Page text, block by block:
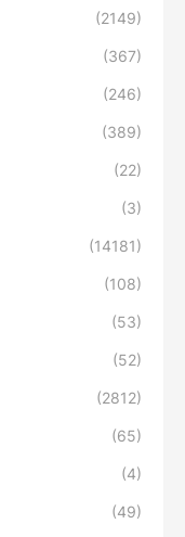
(2149)
(367)
(246)
(389)
(22)
(3)
(14181)
(108)
(53)
(52)
(2812)
(65)
(4)
(49)